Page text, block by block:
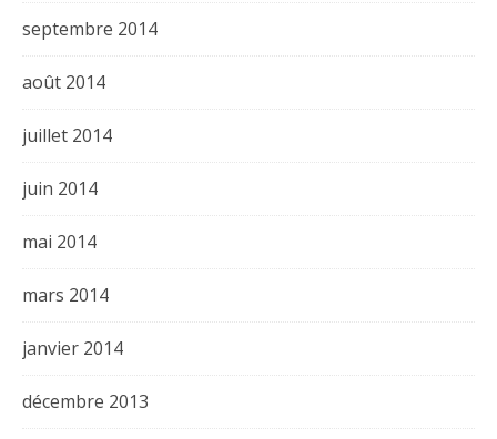
septembre 2014
août 2014
juillet 2014
juin 2014
mai 2014
mars 2014
janvier 2014
décembre 2013